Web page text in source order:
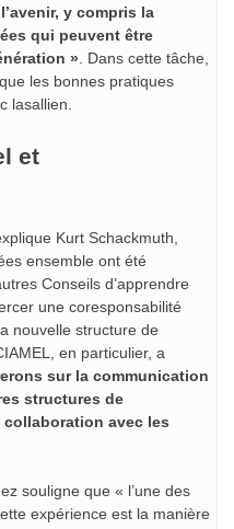
y compris la
qui peuvent être
». Dans cette tâche,
les bonnes pratiques
lasallien.
et
Kurt Schackmuth,
ensemble ont été
Conseils d’apprendre
une coresponsabilité
nouvelle structure de
en particulier, a
sur la communication
structures de
avec les
souligne que « l’une des
expérience est la manière